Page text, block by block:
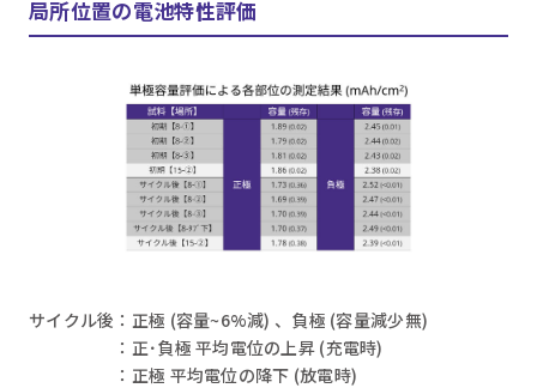
局所位置の電池特性評価
サイクル後：正極 (容量~6%減) 、負極 (容量減少無)
：正･負極 平均電位の上昇 (充電時)
：正極 平均電位の降下 (放電時)